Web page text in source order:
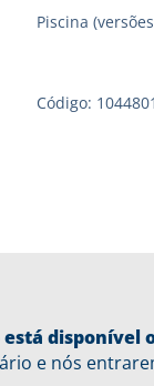
Piscina (versões
Código:
está
e nós